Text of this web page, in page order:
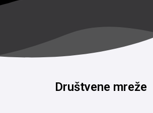
Društvene mreže